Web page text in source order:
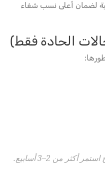
لضمان أعلى نسب شفاء
من 2–3 أسابيع.